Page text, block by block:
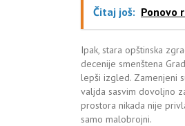
Čitaj još: Ponovo
Ipak, stara opštinska
decenije smenštena
lepši izgled. Zamenjeni
valjda sasvim dovoljno
prostora nikada nije
samo malobrojni.